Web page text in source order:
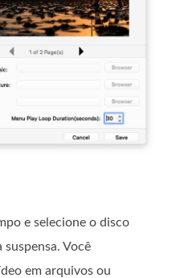
e selecione o disco
Você
em arquivos ou